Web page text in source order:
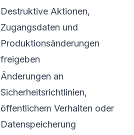
Destruktive Aktionen,
Zugangsdaten und
Produktionsänderungen
freigeben
Änderungen an
Sicherheitsrichtlinien,
öffentlichem Verhalten oder
Datenspeicherung